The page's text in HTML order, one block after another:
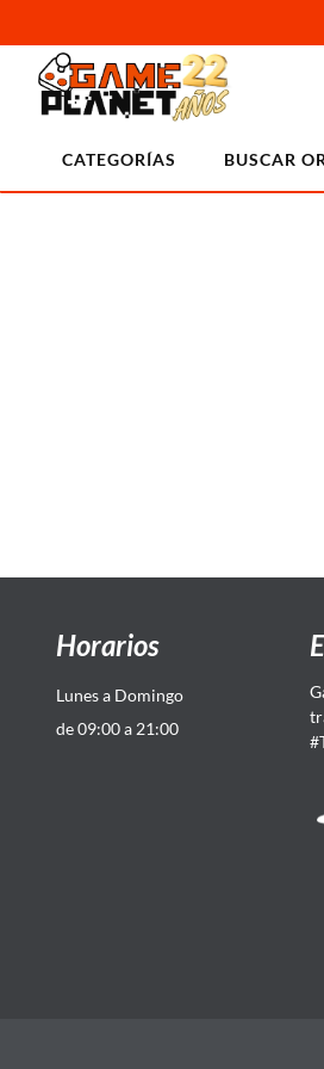
CATEGORÍAS BUSCAR
Horarios
Lunes a Domingo
de 09:00 a 21:00